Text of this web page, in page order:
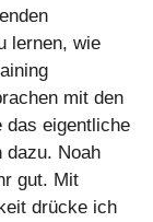
lernen, wie
mit den
das eigentliche
dazu. Noah
gut. Mit
drücke ich